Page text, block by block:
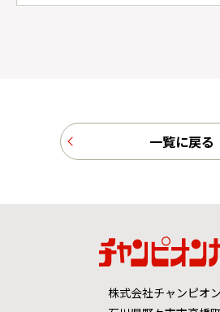
一覧に戻る
株式会社チャンピオ